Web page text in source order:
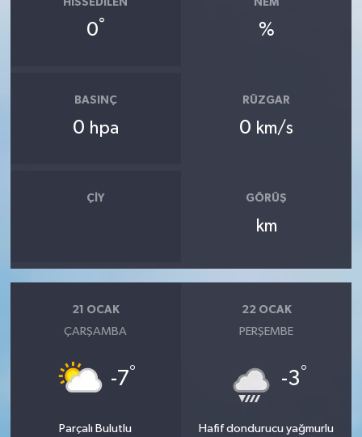
0° %
BASINÇ
0 hpa
RÜZGAR
0 km/s
ÇIY GÖRÜŞ
km
21 OCAK
ÇARŞAMBA
-7°
Parçalı Bulutlu
22 OCAK
PERŞEMBE
-3°
Hafif dondurucu yağmurlu